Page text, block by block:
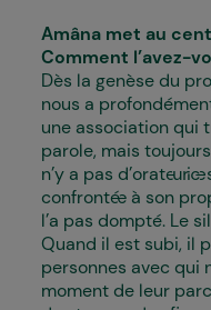
Amâna met au
Comment l’avez-
Dès la genèse du
nous a
une association qui
parole, mais
n’y a pas
confronté·e à son
l’a pas dompté. Le
Quand il est subi, il
personnes avec qui
moment de leur